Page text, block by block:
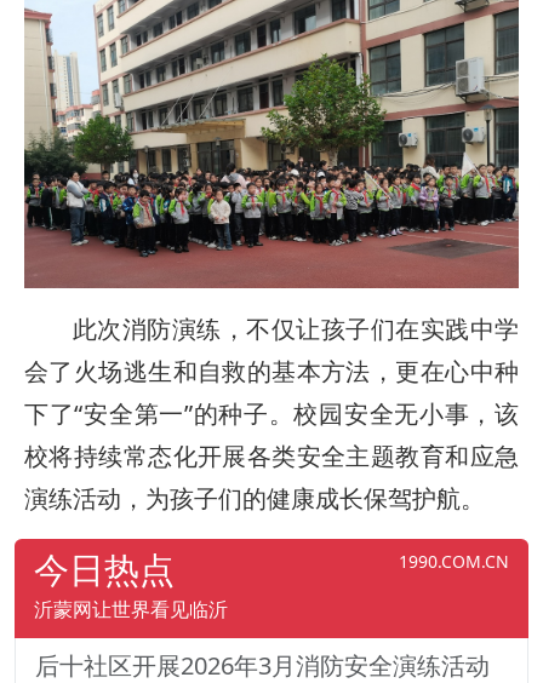
此次消防演练，不仅让孩子们在实践中学
会了火场逃生和自救的基本方法，更在心中种
下了“安全第一”的种子。校园安全无小事，该
校将持续常态化开展各类安全主题教育和应急
演练活动，为孩子们的健康成长保驾护航。
今日热点 1990.COM.CN
沂蒙网让世界看见临沂
后十社区开展2026年3月消防安全演练活动